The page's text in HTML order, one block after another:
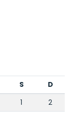
S
D
1
2